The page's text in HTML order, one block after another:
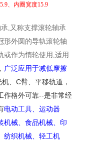
、内圈宽度15.9
又称支撑滚轮轴承
形外圆的导轨滚轮轴
或作为惰轮使用 适用
， 广泛应用于减低摩擦
、 C臂、平移轨道，
作格外可靠--是非常经
电动工具、运动器
机械、食品机械、印
纺织机械、轻工机